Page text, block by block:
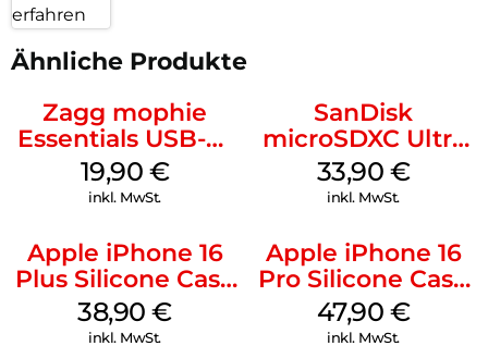
erfahren
Ähnliche Produkte
Zagg mophie
Essentials USB-C-
20W Charger PD
Weiß
19,90 €
inkl. MwSt.
SanDisk
microSDXC Ultra
128 GB + Adapter
Mobile
33,90 €
inkl. MwSt.
Apple iPhone 16
Plus Silicone Case
MagSafe Denim
38,90€
inkl. MwSt.
Apple iPhone 16
Pro Silicone Case
MagSafe Denim
47,90 €
inkl. MwSt.